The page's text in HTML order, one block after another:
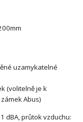
uzamykatelné
(volitelně je k
Abus)
dBA, průtok vzduchu: